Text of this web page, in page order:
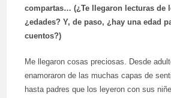
compartas… (¿Te llegaron lecturas de
¿edades? Y, de paso, ¿hay una edad
cuentos?)
Me llegaron cosas preciosas. Desde
enamoraron de las muchas capas de
hasta padres que los leyeron con sus